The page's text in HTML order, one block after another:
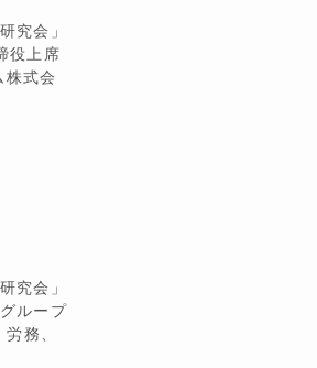
究会」
役上席
式会
究会」
ループ
務、